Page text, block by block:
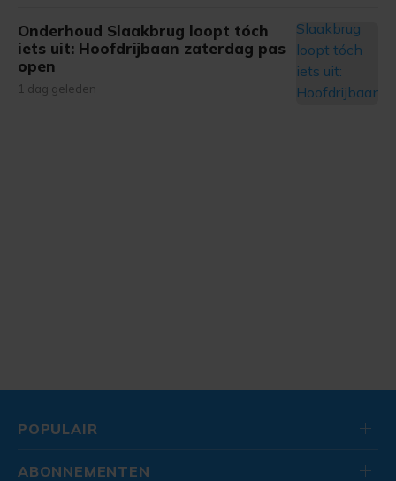
Onderhoud Slaakbrug loopt tóch
iets uit: Hoofdrijbaan zaterdag pas
open
1 dag geleden
POPULAIR
ABONNEMENTEN